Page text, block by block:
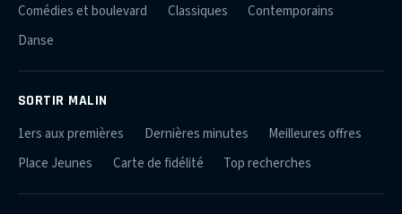
Comédies et boulevard
Classiques
Contemporains
Danse
SORTIR MALIN
1ers aux premières Dernières minutes
Meilleures offres
Place Jeunes
Carte de fidélité Top recherches